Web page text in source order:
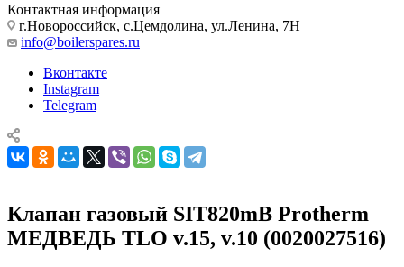
Контактная информация
г.Новороссийск, с.Цемдолина, ул.Ленина, 7Н
info@boilerspares.ru
Вконтакте
Instagram
Telegram
Клапан газовый SIT820mB Protherm
МЕДВЕДЬ TLO v.15, v.10 (0020027516)